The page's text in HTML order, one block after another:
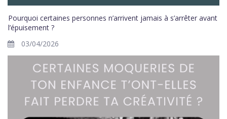
Pourquoi certaines personnes n’arrivent jamais à s’arrêter avant
l’épuisement ?
03/04/2026